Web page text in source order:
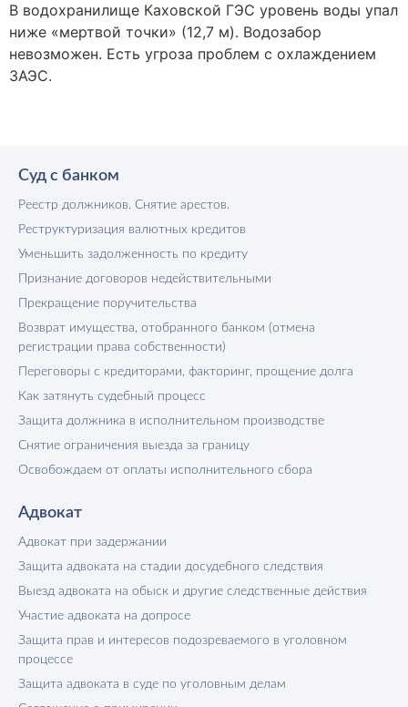
В водохранилище Каховской ГЭС уровень воды упал
ниже «мертвой точки» (12,7 м). Водозабор
невозможен. Есть угроза проблем с охлаждением
ЗАЭС.
Суд с банком
Реестр должников. Снятие арестов.
Реструктуризация валютных кредитов
Уменьшить задолженность по кредиту
Признание договоров недействительными
Прекращение поручительства
Возврат имущества, отобранного банком (отмена
регистрации права собственности)
Переговоры с кредиторами, факторинг, прощение долга
Как затянуть судебный процесс
Защита должника в исполнительном производстве
Снятие ограничения выезда за границу
Освобождаем от оплаты исполнительного сбора
Адвокат
Адвокат при задержании
Защита адвоката на стадии досудебного следствия
Выезд адвоката на обыск и другие следственные действия
Участие адвоката на допросе
Защита прав и интересов подозреваемого в уголовном
процессе
Защита адвоката в суде по уголовным делам